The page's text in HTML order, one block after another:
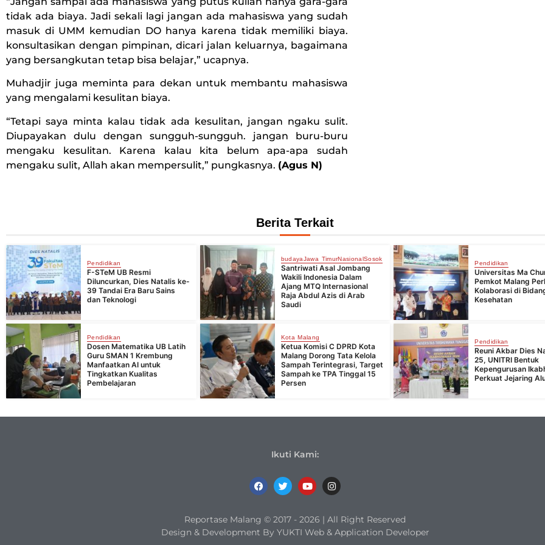
tidak ada biaya. Jadi sekali lagi jangan ada mahasiswa yang sudah
masuk di UMM kemudian DO hanya karena tidak memiliki biaya.
konsultasikan dengan pimpinan, dicari jalan keluarnya, bagaimana
yang bersangkutan tetap bisa belajar,” ucapnya.
Muhadjir juga meminta para dekan untuk membantu mahasiswa
yang mengalami kesulitan biaya.
“Tetapi saya minta kalau tidak ada kesulitan, jangan ngaku sulit.
Diupayakan dulu dengan sungguh-sungguh. jangan buru-buru
mengaku kesulitan. Karena kalau kita belum apa-apa sudah
mengaku sulit, Allah akan mempersulit,” pungkasnya. (Agus N)
Berita Terkait
Pendidikan
F-STeM UB Resmi
Diluncurkan, Dies Natalis ke-
39 Tandai Era Baru Sains
dan Teknologi
budayaJawa TimurNasionalSosok
Santriwati Asal Jombang
Wakili Indonesia Dalam
Ajang MTQ Internasional
Raja Abdul Azis di Arab
Saudi
Pendidikan
Universitas Ma
Pemkot Malang
Kolaborasi di
Kesehatan
Pendidikan
Dosen Matematika UB Latih
Guru SMAN 1 Krembung
Manfaatkan AI untuk
Tingkatkan Kualitas
Pembelajaran
Kota Malang
Ketua Komisi C DPRD Kota
Malang Dorong Tata Kelola
Sampah Terintegrasi, Target
Sampah ke TPA Tinggal 15
Persen
Pendidikan
Reuni Akbar Dies
25, UNITRI Bentuk
Kepengurusan
Perkuat Jejaring
Ikuti Kami:
Reportase Malang © 2017 - 2026 | All Right Reserved
Design & Development By YUKTI Web & Application Developer